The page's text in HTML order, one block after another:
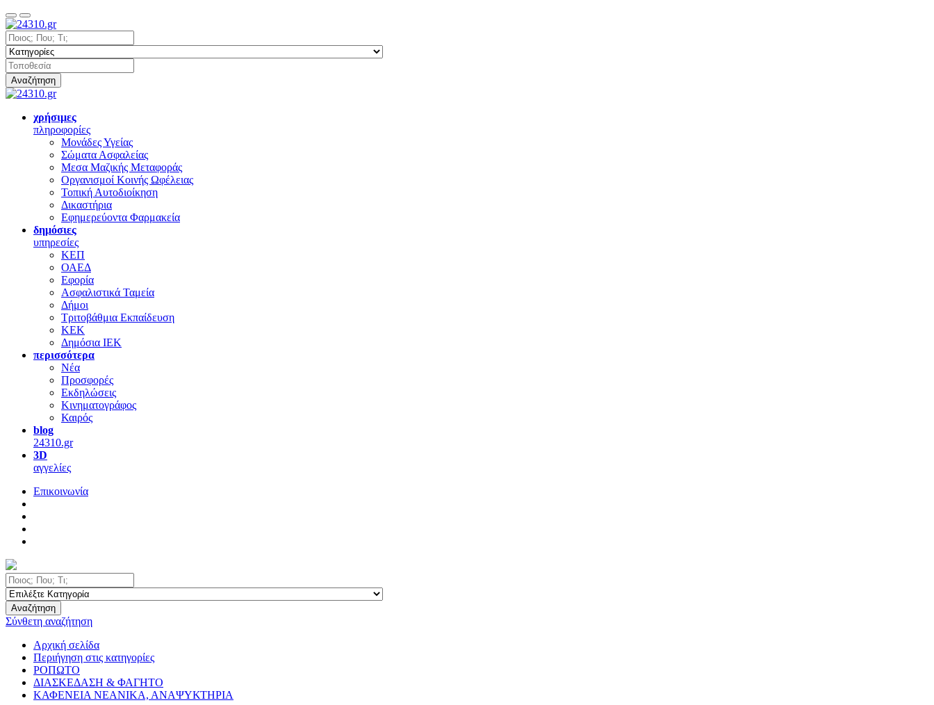
Αναζήτηση
χρήσιμες
πληροφορίες
Μονάδες Υγείας
Σώματα Ασφαλείας
Μεσα Μαζικής Μεταφοράς
Οργανισμοί Κοινής Ωφέλειας
Τοπική Αυτοδιοίκηση
Δικαστήρια
Εφημερεύοντα Φαρμακεία
δημόσιες
υπηρεσίες
ΚΕΠ
ΟΑΕΔ
Εφορία
Ασφαλιστικά Ταμεία
Δήμοι
Τριτοβάθμια Εκπαίδευση
ΚΕΚ
Δημόσια ΙΕΚ
περισσότερα
Νέα
Προσφορές
Εκδηλώσεις
Κινηματογράφος
Καιρός
blog
24310.gr
3D
αγγελίες
Επικοινωνία
Αναζήτηση
Σύνθετη αναζήτηση
Αρχική σελίδα
Περιήγηση στις κατηγορίες
ΡΟΠΩΤΟ
ΔΙΑΣΚΕΔΑΣΗ & ΦΑΓΗΤΟ
ΚΑΦΕΝΕΙΑ ΝΕΑΝΙΚΑ, ΑΝΑΨΥΚΤΗΡΙΑ